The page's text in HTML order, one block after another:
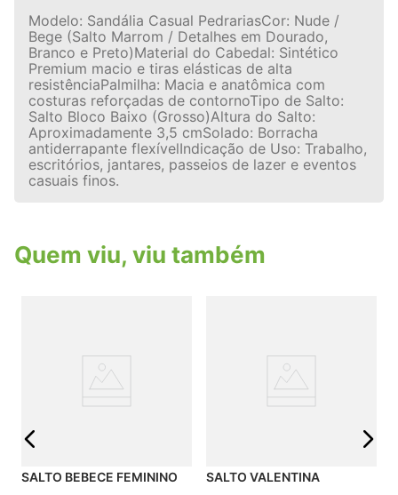
Modelo: Sandália Casual PedrariasCor: Nude /
Bege (Salto Marrom / Detalhes em Dourado,
Branco e Preto)Material do Cabedal: Sintético
Premium macio e tiras elásticas de alta
resistênciaPalmilha: Macia e anatômica com
costuras reforçadas de contornoTipo de Salto:
Salto Bloco Baixo (Grosso)Altura do Salto:
Aproximadamente 3,5 cmSolado: Borracha
antiderrapante flexívelIndicação de Uso: Trabalho,
escritórios, jantares, passeios de lazer e eventos
casuais finos.
Quem viu, viu também
SALTO BEBECE FEMININO SALTO VALENTINA